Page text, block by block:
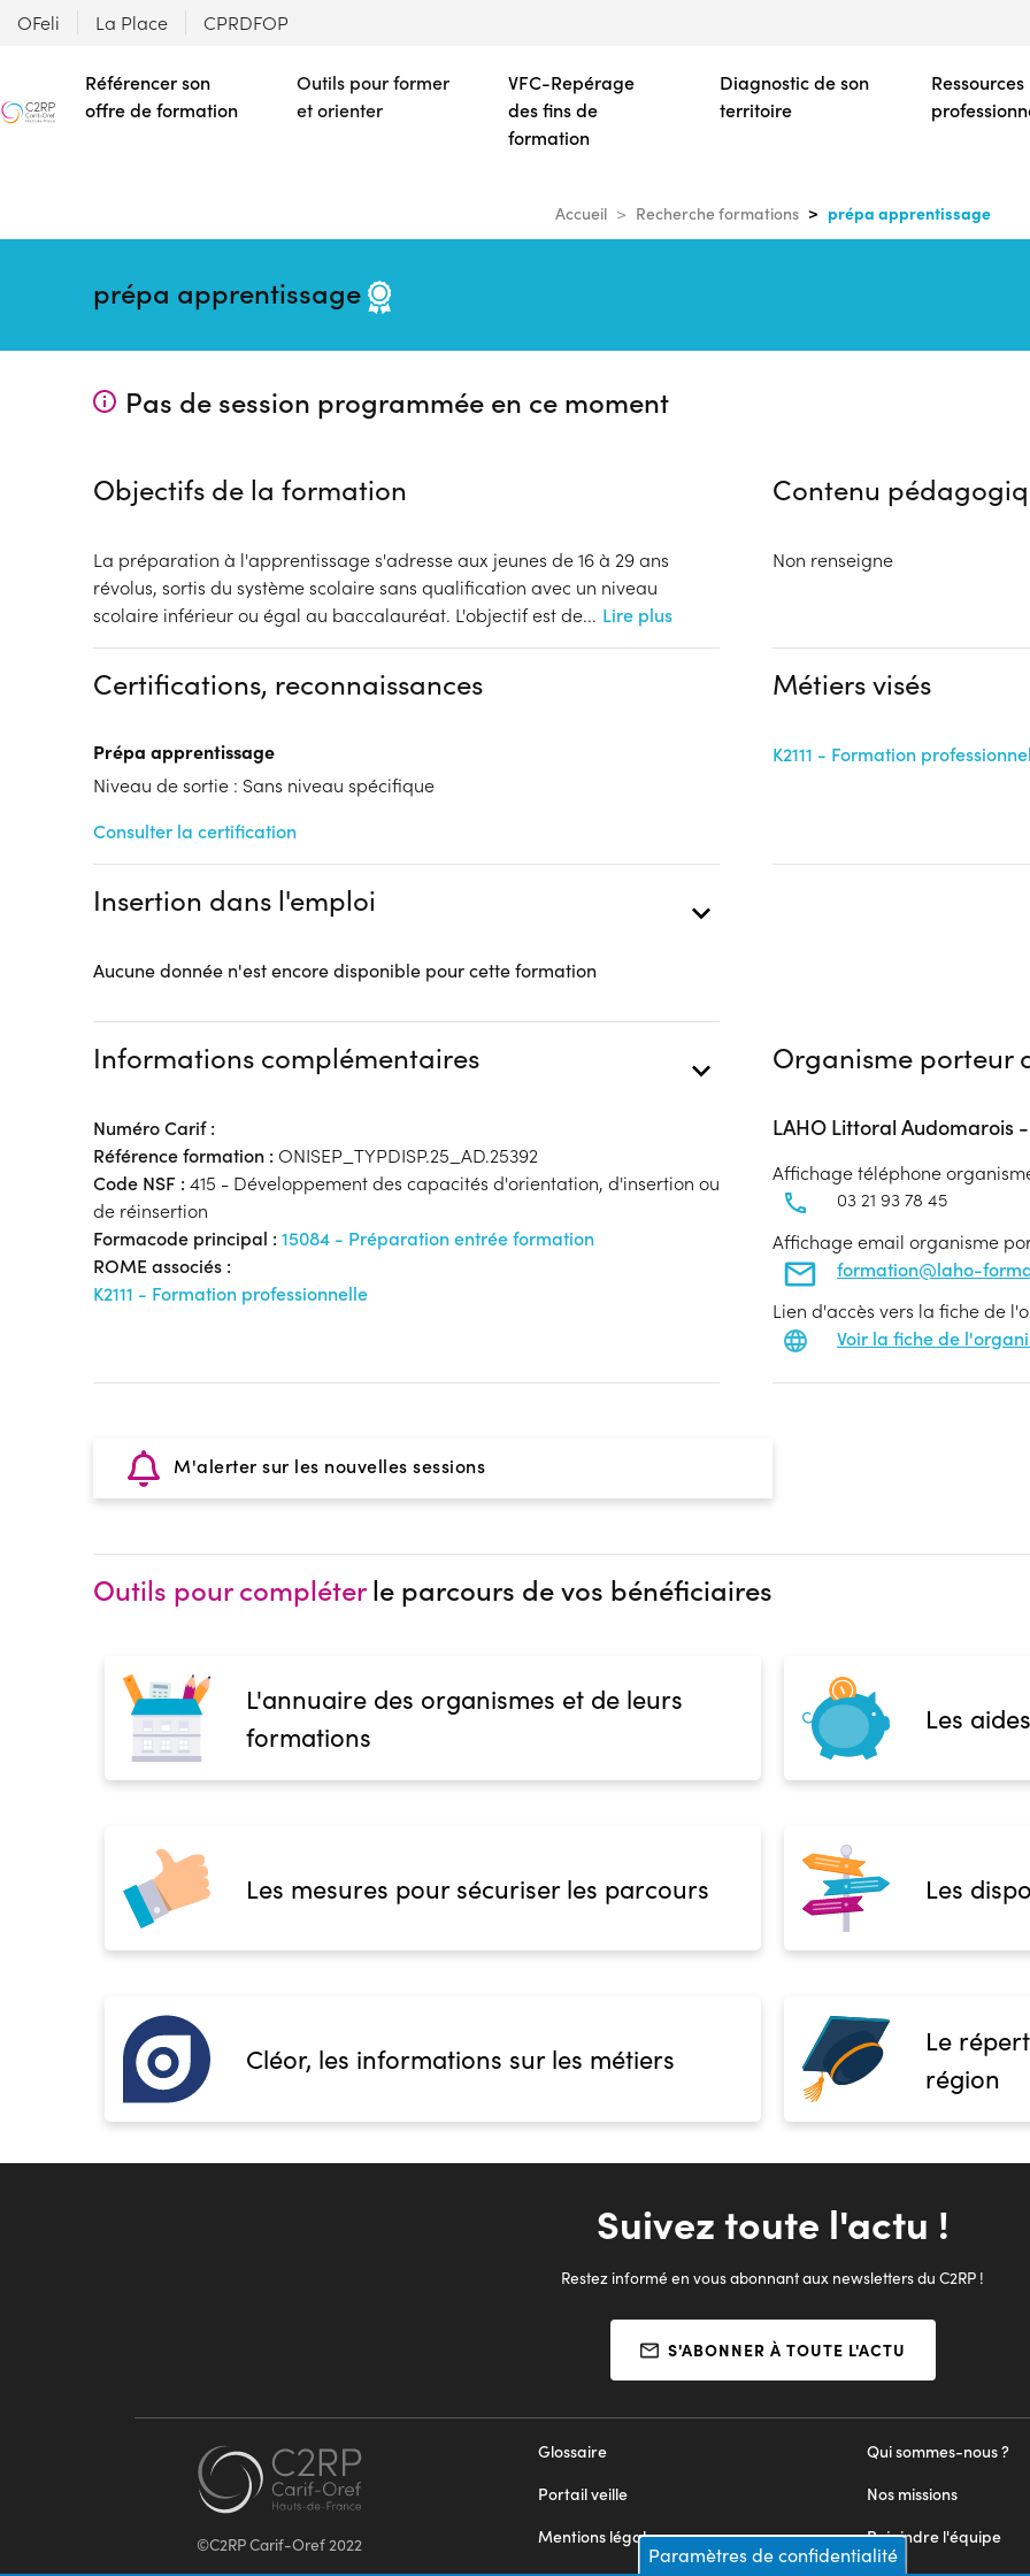
contenu
principal
OFeli La Place CPRDFOP
Référencer son
offre de formation
Outils pour former
et orienter
VFC-Repérage
des fins de
formation
Diagnostic de son
territoire
Ressources
Accueil Recherche formations prépa apprentissage
prépa apprentissage
Pas de session programmée en ce moment
Objectifs de la formation
La préparation à l'apprentissage s'adresse aux jeunes de 16 à 29 ans
révolus, sortis du système scolaire sans qualification avec un niveau
scolaire inférieur ou égal au baccalauréat. L'objectif est de... Lire plus
Contenu
Non renseigne
Certifications, reconnaissances
Prépa apprentissage
Niveau de sortie : Sans niveau spécifique
Consulter la certification
Métiers visés
K2111 - Formation
Insertion dans l'emploi
Aucune donnée n'est encore disponible pour cette formation
Informations complémentaires
Numéro Carif :
Référence formation : ONISEP_TYPDISP.25_AD.25392
Code NSF : 415 - Développement des capacités d'orientation, d'insertion ou
de réinsertion
Formacode principal : 15084 - Préparation entrée formation
ROME associés :
K2111 - Formation professionnelle
Organisme porteur
LAHO Littoral Audomarois
Affichage téléphone
03 21 93 78 45
Affichage email organisme
formation@laho-
Lien d'accès vers la fiche de
Voir la fiche de
M'alerter sur les nouvelles sessions
Outils pour compléterle parcours de vos bénéficiaires
L'annuaire des organismes et de leurs
formations
Les
Les mesures pour sécuriser les parcours Les
Cléor, les informations sur les métiers
Le
région
Suivez toute l'actu !
Restez informé en vous abonnant aux newsletters du C2RP !
S'ABONNER À TOUTE L'ACTU
©C2RP Carif-Oref 2022
Qui sommes-nous ?
Nos missions
Rejoindre l'équipe
Glossaire
Portail veille
Mentions légales
Paramètres de confidentialité